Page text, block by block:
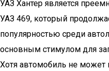
УАЗ Хантер является
УАЗ 469, который
популярностью среди
основным стимулом для
Хотя автомобиль не может